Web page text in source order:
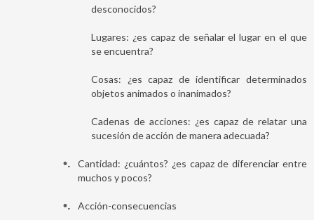
desconocidos?
Lugares: ¿es capaz de señalar el lugar en el que
se encuentra?
Cosas: ¿es capaz de identificar determinados
objetos animados o inanimados?
Cadenas de acciones: ¿es capaz de relatar una
sucesión de acción de manera adecuada?
•
Cantidad: ¿cuántos? ¿es capaz de diferenciar entre
muchos y pocos?
• Acción-consecuencias